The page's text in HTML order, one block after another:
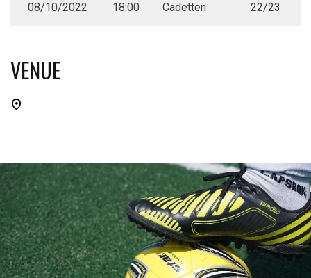
08/10/2022 18:00 Cadetten 22/23
VENUE